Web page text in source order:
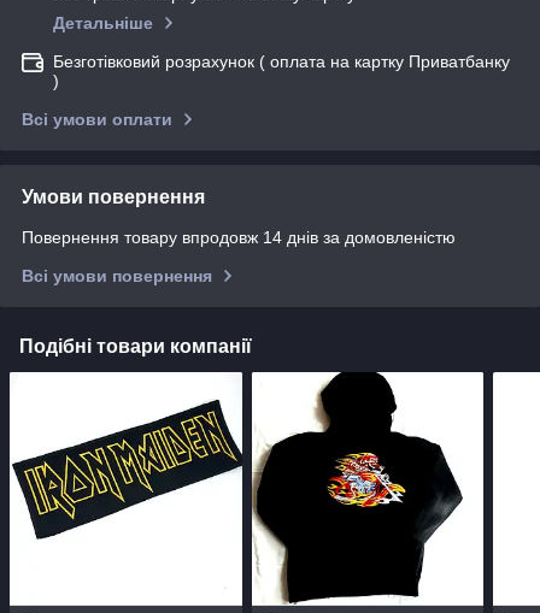
Детальніше
Безготівковий розрахунок ( оплата на картку Приватбанку
)
Всі умови оплати
Умови повернення
Повернення товару впродовж 14 днів за домовленістю
Всі умови повернення
Подібні товари компанії